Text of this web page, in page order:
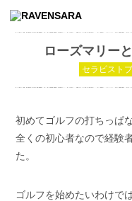
ローズマリー
セラピスト
初めてゴルフの打ちっぱ
全くの初心者なので経験
た。
ゴルフを始めたいわけで